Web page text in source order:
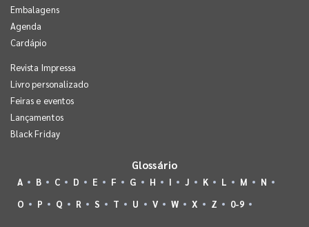
Embalagens
Agenda
Cardápio
Revista Impressa
Livro personalizado
Feiras e eventos
Lançamentos
Black Friday
Glossário
A B C D E F G H I J K L M
N
O
P Q R S T U V W X Z 0-9